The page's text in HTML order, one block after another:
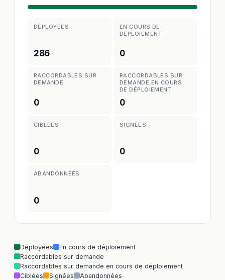
DÉPLOYÉES
286
EN COURS DE
DÉPLOIEMENT
0
RACCORDABLES SUR
DEMANDE
0
RACCORDABLES SUR
DEMANDE EN COURS
DE DÉPLOIEMENT
0
CIBLÉES
0
SIGNÉES
0
ABANDONNÉES
0
Déployées
En cours de déploiement
Raccordables sur demande
Raccordables sur demande en cours de déploiement
Ciblées
Signées Abandonnées